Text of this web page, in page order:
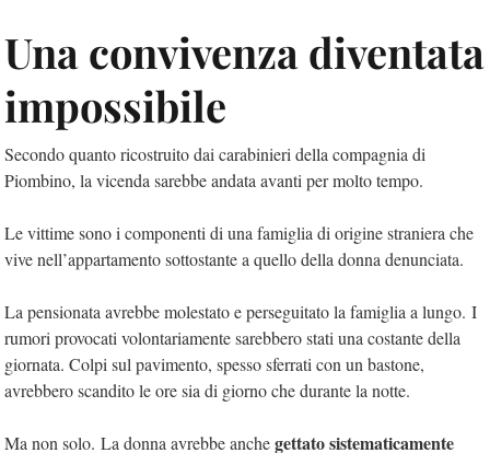
Una convivenza diventata
impossibile
Secondo quanto ricostruito dai carabinieri della compagnia di
Piombino, la vicenda sarebbe andata avanti per molto tempo.
Le vittime sono i componenti di una famiglia di origine straniera che
vive nell’appartamento sottostante a quello della donna denunciata.
La pensionata avrebbe molestato e perseguitato la famiglia a lungo. I
rumori provocati volontariamente sarebbero stati una costante della
giornata. Colpi sul pavimento, spesso sferrati con un bastone,
avrebbero scandito le ore sia di giorno che durante la notte.
Ma non solo. La donna avrebbe anchegettato sistematicamente